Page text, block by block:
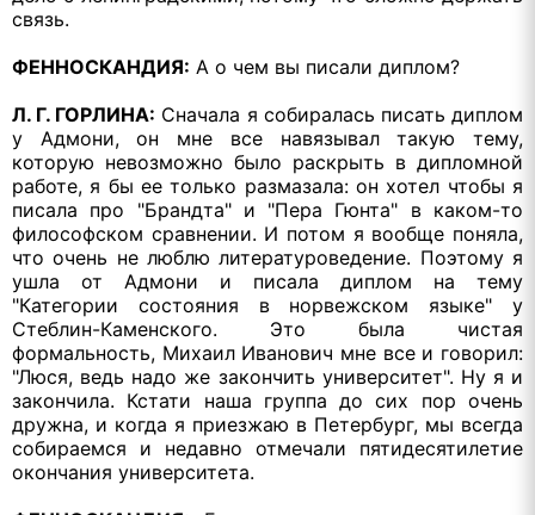
связь.
ФЕННОСКАНДИЯ: А о чем вы писали диплом?
Л. Г. ГОРЛИНА: Сначала я собиралась писать диплом
у Адмони, он мне все навязывал такую тему,
которую невозможно было раскрыть в дипломной
работе, я бы ее только размазала: он хотел чтобы я
писала про "Брандта" и "Пера Гюнта" в каком-то
философском сравнении. И потом я вообще поняла,
что очень не люблю литературоведение. Поэтому я
ушла от Адмони и писала диплом на тему
"Категории состояния в норвежском языке" у
Стеблин-Каменского. Это была чистая
формальность, Михаил Иванович мне все и говорил:
"Люся, ведь надо же закончить университет". Ну я и
закончила. Кстати наша группа до сих пор очень
дружна, и когда я приезжаю в Петербург, мы всегда
собираемся и недавно отмечали пятидесятилетие
окончания университета.